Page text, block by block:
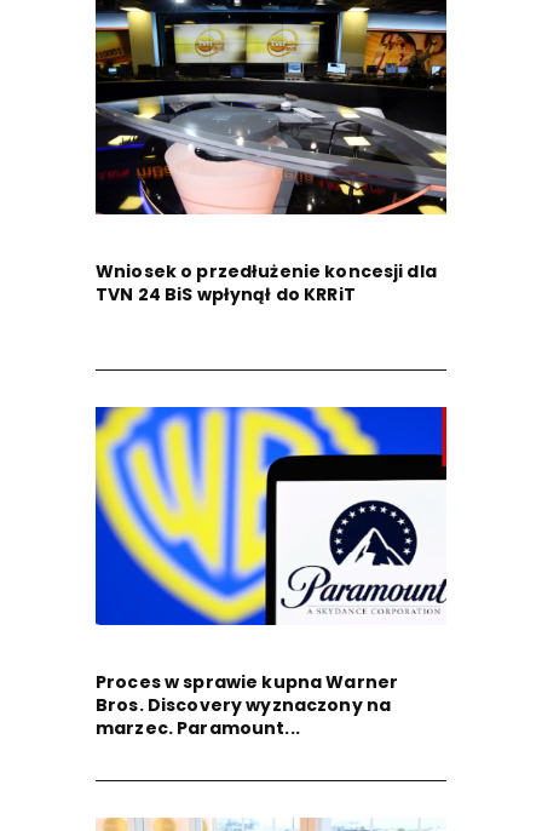
Wniosek o przedłużenie koncesji dla
TVN 24 BiS wpłynął do KRRiT
Proces w sprawie kupna Warner
Bros. Discovery wyznaczony na
marzec. Paramount...